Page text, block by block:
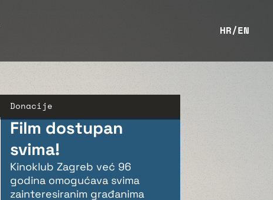
HR/EN
Donacije
Film dostupan
svima!
Kinoklub Zagreb već 96
godina omogućava svima
zainteresiranim građanima